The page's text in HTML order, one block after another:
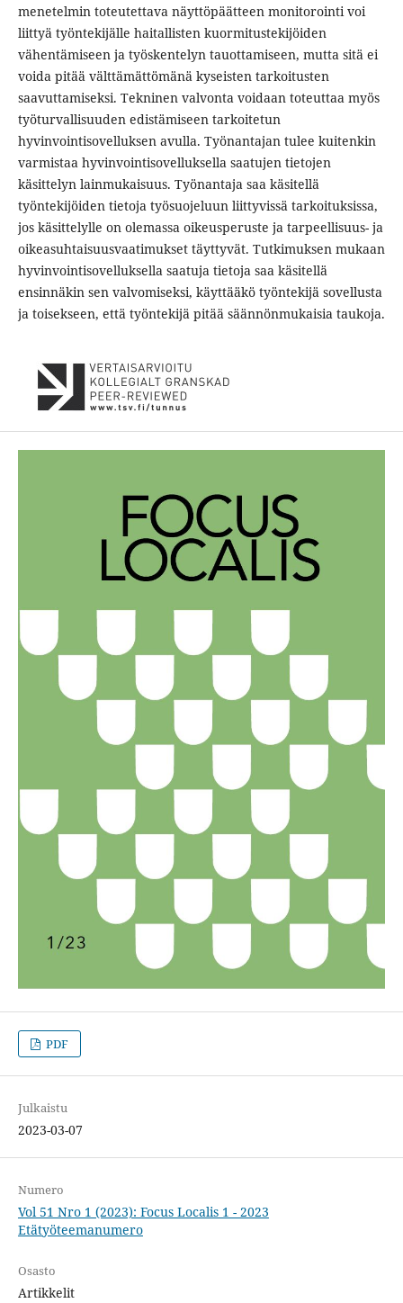
menetelmin toteutettava näyttöpäätteen monitorointi voi
liittyä työntekijälle haitallisten kuormitustekijöiden
vähentämiseen ja työskentelyn tauottamiseen, mutta sitä ei
voida pitää välttämättömänä kyseisten tarkoitusten
saavuttamiseksi. Tekninen valvonta voidaan toteuttaa myös
työturvallisuuden edistämiseen tarkoitetun
hyvinvointisovelluksen avulla. Työnantajan tulee kuitenkin
varmistaa hyvinvointisovelluksella saatujen tietojen
käsittelyn lainmukaisuus. Työnantaja saa käsitellä
työntekijöiden tietoja työsuojeluun liittyvissä tarkoituksissa,
jos käsittelylle on olemassa oikeusperuste ja tarpeellisuus- ja
oikeasuhtaisuusvaatimukset täyttyvät. Tutkimuksen mukaan
hyvinvointisovelluksella saatuja tietoja saa käsitellä
ensinnäkin sen valvomiseksi, käyttääkö työntekijä sovellusta
ja toisekseen, että työntekijä pitää säännönmukaisia taukoja.
PDF
Julkaistu
2023-03-07
Numero
Vol 51 Nro 1 (2023): Focus Localis 1 - 2023
Etätyöteemanumero
Osasto
Artikkelit